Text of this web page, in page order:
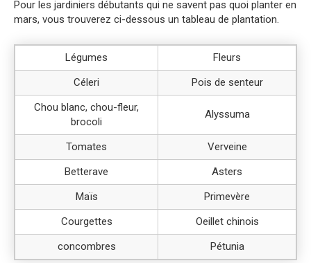
Pour les jardiniers débutants qui ne savent pas quoi planter en
mars, vous trouverez ci-dessous un tableau de plantation.
Légumes
Fleurs
Céleri
Pois de senteur
Chou blanc, chou-fleur,
brocoli
Alyssuma
Tomates
Verveine
Betterave
Asters
Maïs
Primevère
Courgettes
Oeillet chinois
concombres
Pétunia